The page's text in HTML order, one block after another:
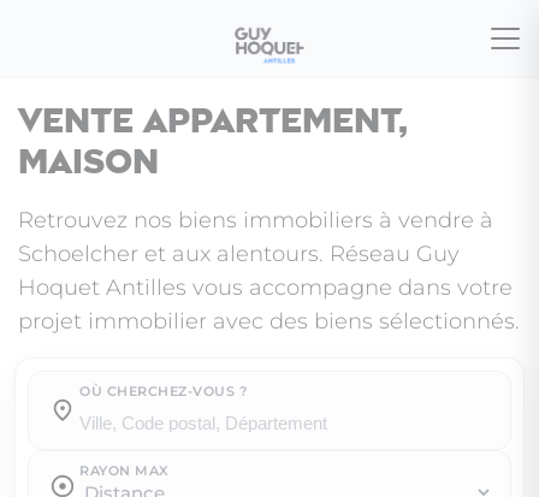
Vente appartement,
maison
Retrouvez nos biens immobiliers à vendre à
Schoelcher et aux alentours. Réseau Guy
Hoquet Antilles vous accompagne dans votre
projet immobilier avec des biens sélectionnés.
OÙ CHERCHEZ-VOUS ?
RAYON MAX